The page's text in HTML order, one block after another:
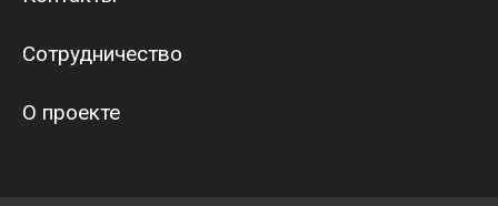
Сотрудничество
О проекте